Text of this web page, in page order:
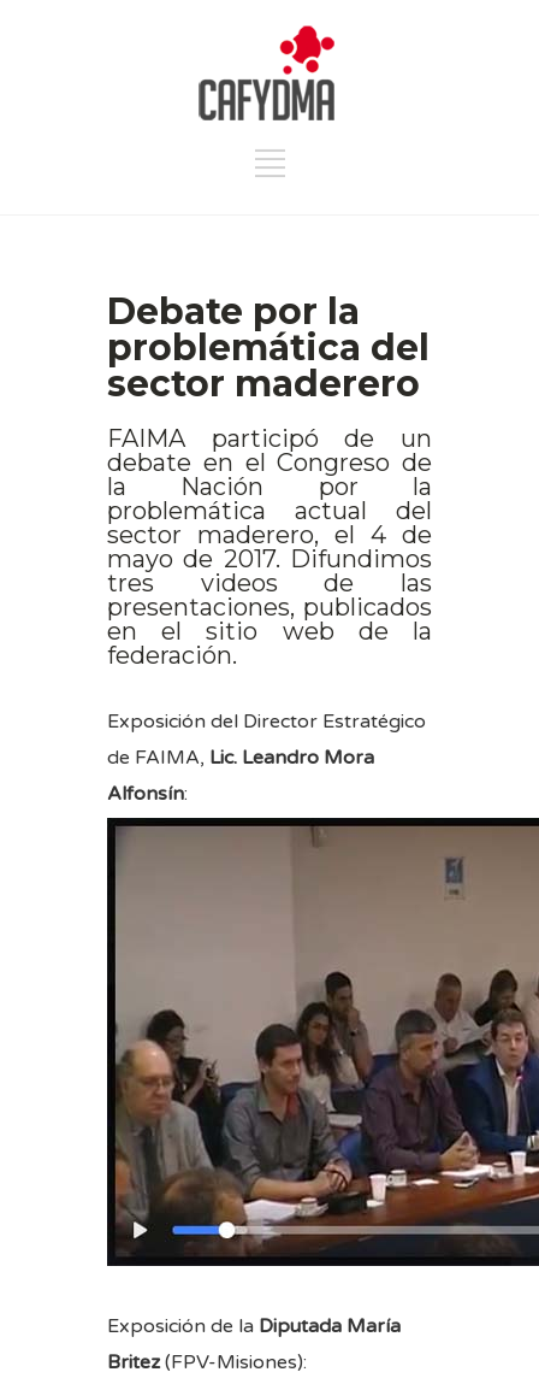
Debate por la
problemática del
sector maderero
FAIMA participó de un
debate en el Congreso de
la Nación por la
problemática actual del
sector maderero, el 4 de
mayo de 2017. Difundimos
tres videos de las
presentaciones, publicados
en el sitio web de la
federación.
Exposición del Director Estratégico
de FAIMA, Lic. Leandro Mora
Alfonsín:
Exposición de la Diputada María
Britez(FPV-Misiones):